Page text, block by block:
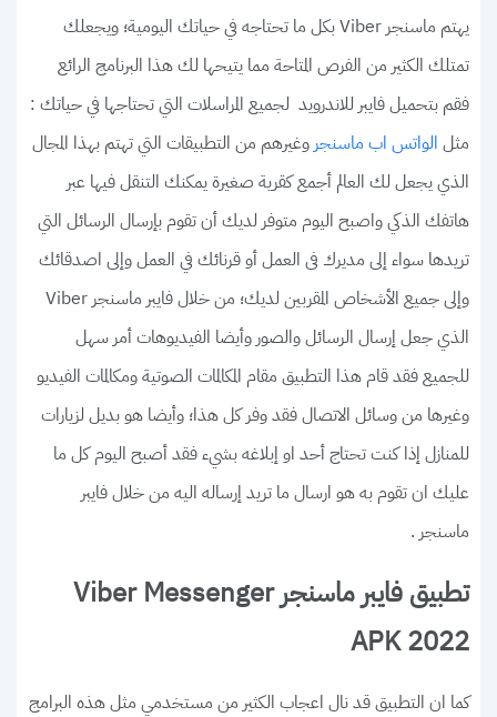
يهتم ماسنجر Viber بكل ما تحتاجه في حياتك اليومية؛ ويجعلك
تمتلك الكثير من الفرص المتاحة مما يتيحها لك هذا البرنامج الرائع
فقم بتحميل فايبر للاندرويد لجميع المراسلات التي تحتاجها في حياتك :
مثل الواتس اب ماسنجروغيرهم من التطبيقات التي تهتم بهذا المجال
الذي يجعل لك العالم أجمع كقرية صغيرة يمكنك التنقل فيها عبر
هاتفك الذكي واصبح اليوم متوفر لديك أن تقوم بإرسال الرسائل التي
تريدها سواء إلى مديرك فى العمل أو قرنائك في العمل وإلى اصدقائك
وإلى جميع الأشخاص المقربين لديك؛ من خلال فايبر ماسنجر Viber
الذي جعل إرسال الرسائل والصور وأيضا الفيديوهات أمر سهل
للجميع فقد قام هذا التطبيق مقام المكالمات الصوتية ومكالمات الفيديو
وغيرها من وسائل الاتصال فقد وفر كل هذا؛ وأيضا هو بديل لزيارات
للمنازل إذا كنت تحتاج أحد او إبلاغه بشيء فقد أصبح اليوم كل ما
عليك ان تقوم به هو ارسال ما تريد إرساله اليه من خلال فايبر
ماسنجر .
تطبيق فايبر ماسنجر Viber Messenger
APK 2022
كما ان التطبيق قد نال اعجاب الكثير من مستخدمي مثل هذه البرامج